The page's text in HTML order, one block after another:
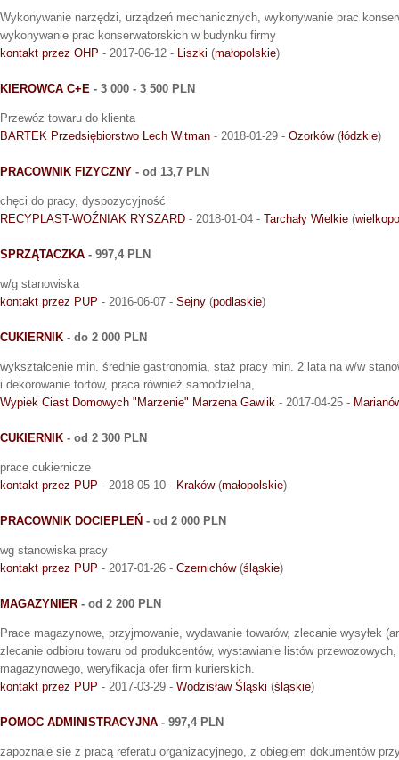
Wykonywanie narzędzi, urządzeń mechanicznych, wykonywanie prac
wykonywanie prac konserwatorskich w budynku firmy
kontakt przez OHP - 2017-06-12 - Liszki (małopolskie)
KIEROWCA C+E - 3 000 - 3 500 PLN
Przewóz towaru do klienta
BARTEK Przedsiębiorstwo Lech Witman - 2018-01-29 - Ozorków(łódzkie)
PRACOWNIK FIZYCZNY - od 13,7 PLN
chęci do pracy, dyspozycyjność
RECYPLAST-WOŹNIAK RYSZARD - 2018-01-04 - Tarchały Wielkie (
SPRZĄTACZKA - 997,4 PLN
w/g stanowiska
kontakt przez PUP - 2016-06-07 - Sejny (podlaskie)
CUKIERNIK - do 2 000 PLN
wykształcenie min. średnie gastronomia, staż pracy min. 2 lata na w/w
i dekorowanie tortów, praca również samodzielna,
Wypiek Ciast Domowych "Marzenie" Marzena Gawlik - 2017-04-25 -
CUKIERNIK - od 2 300 PLN
prace cukiernicze
kontakt przez PUP - 2018-05-10 - Kraków(małopolskie)
PRACOWNIK DOCIEPLEŃ - od 2 000 PLN
wg stanowiska pracy
kontakt przez PUP - 2017-01-26 - Czernichów(śląskie)
MAGAZYNIER - od 2 200 PLN
Prace magazynowe, przyjmowanie, wydawanie towarów, zlecanie wysyłek
zlecanie odbioru towaru od produkcentów, wystawianie listów przewozowych,
magazynowego, weryfikacja ofer firm kurierskich.
kontakt przez PUP - 2017-03-29 - Wodzisław Śląski (śląskie)
POMOC ADMINISTRACYJNA - 997,4 PLN
zapoznaie sie z pracą referatu organizacyjnego, z obiegiem dokumentów